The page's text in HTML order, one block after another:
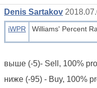
Denis Sartakov
iWPR Williams' Percent
выше (-5)- Sell, 100%
ниже (-95) - Buy, 100%